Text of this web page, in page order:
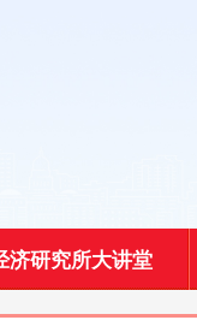
济研究所大讲堂